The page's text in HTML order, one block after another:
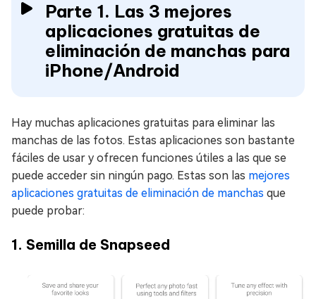
Parte 1. Las 3 mejores
aplicaciones gratuitas de
eliminación de manchas para
iPhone/Android
Hay muchas aplicaciones gratuitas para eliminar las
manchas de las fotos. Estas aplicaciones son bastante
fáciles de usar y ofrecen funciones útiles a las que se
puede acceder sin ningún pago. Estas son las mejores
aplicaciones gratuitas de eliminación de manchas que
puede probar:
1. Semilla de Snapseed